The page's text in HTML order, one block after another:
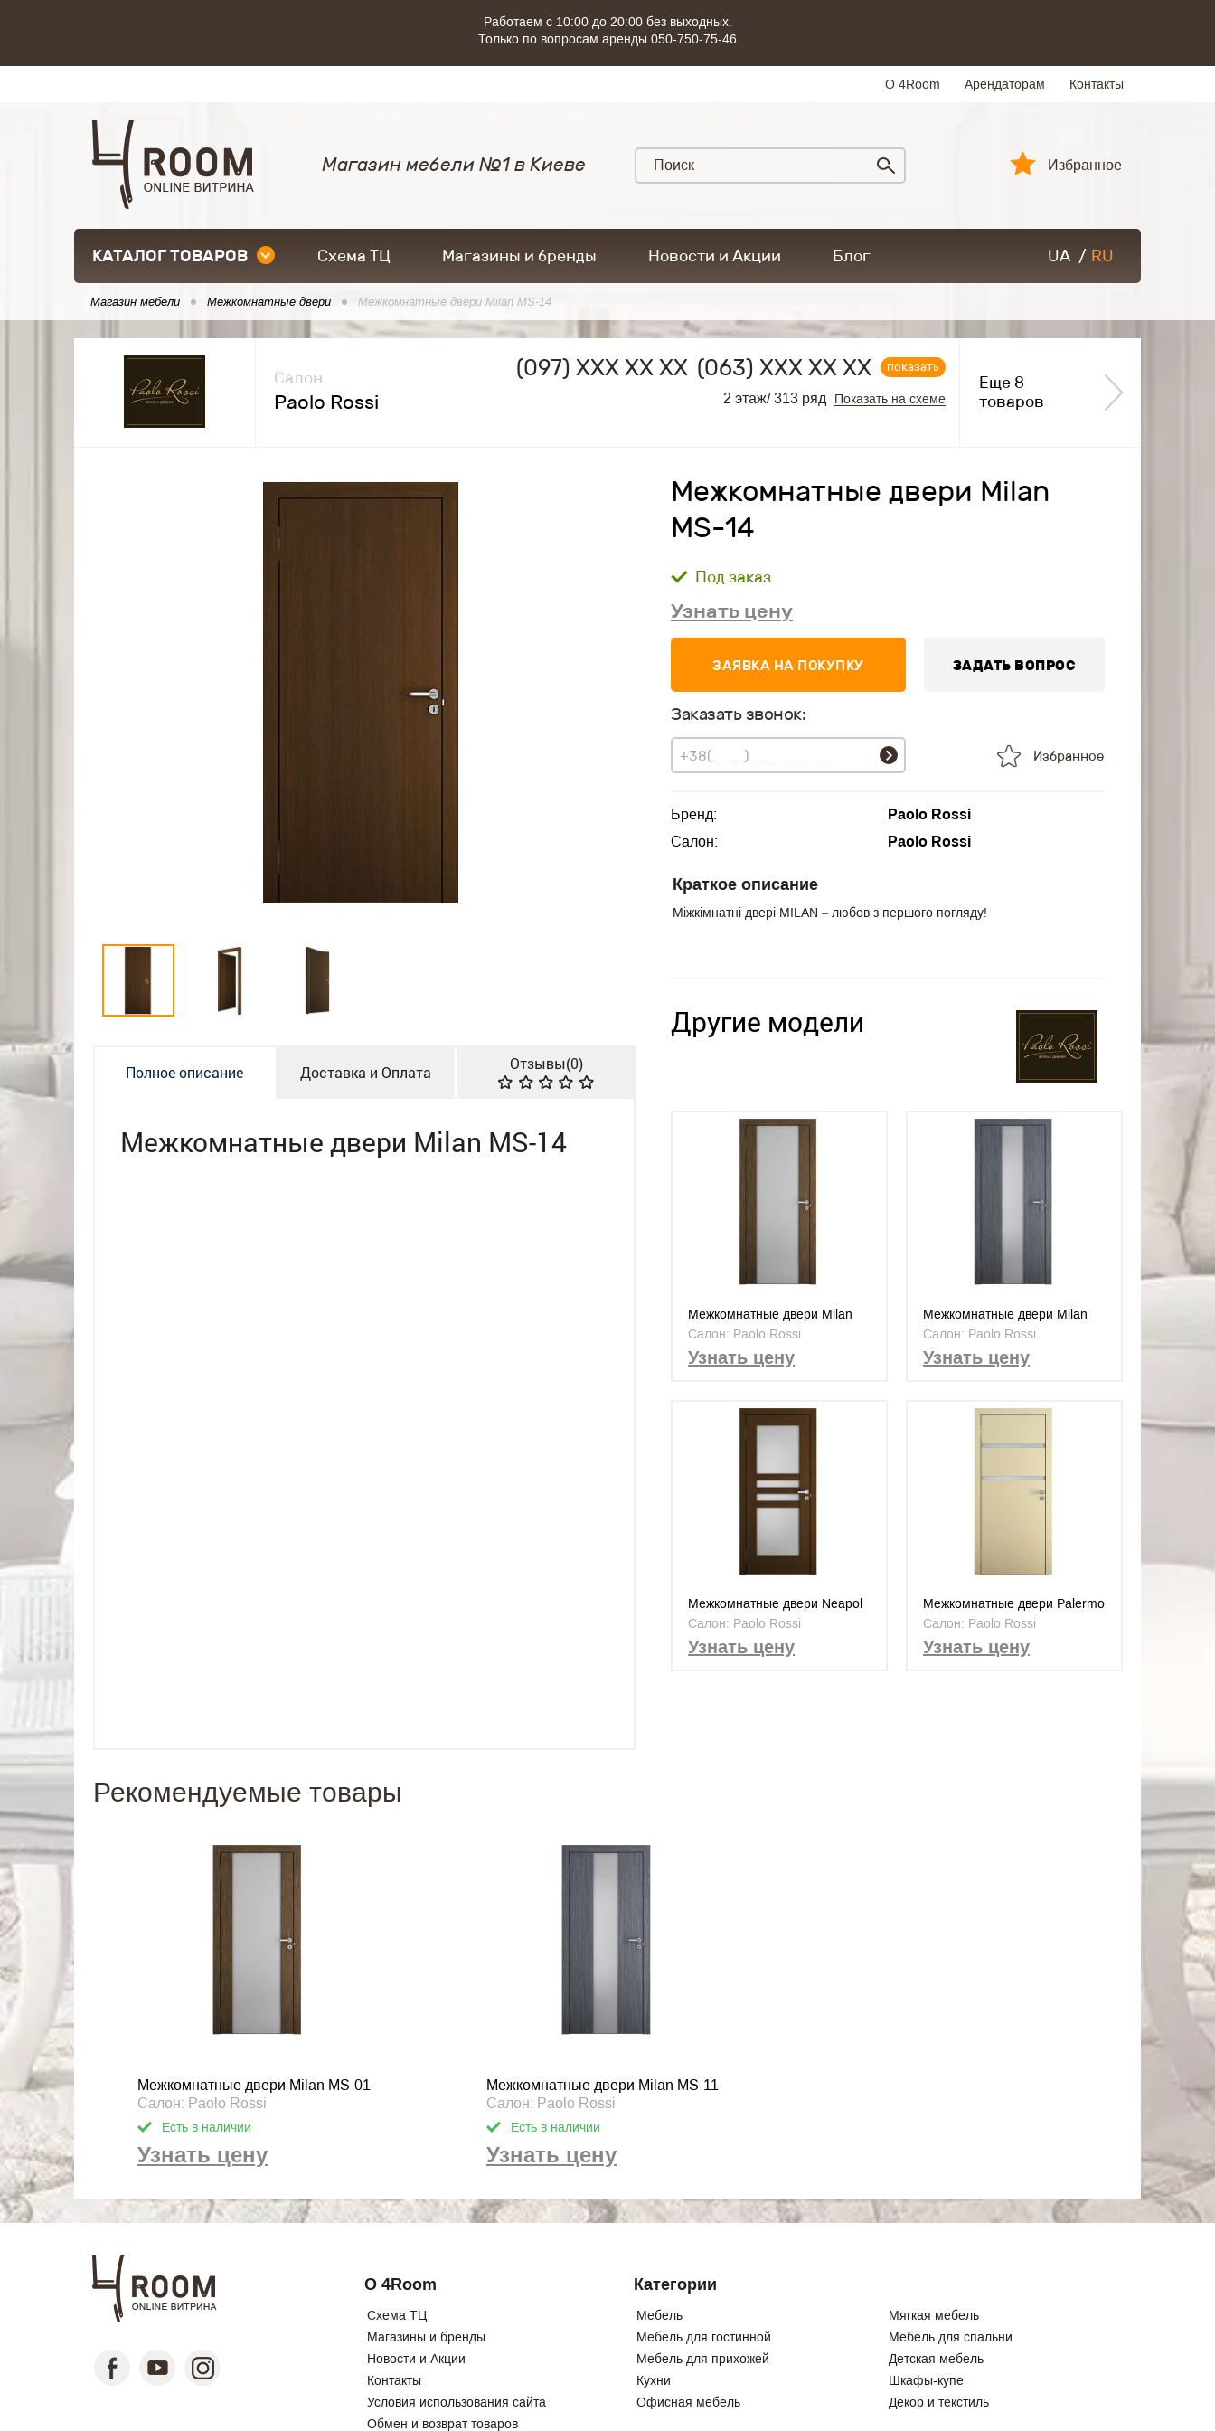
Работаем с 10:00 до 20:00 без выходных.
Только по вопросам аренды 050-750-75-46
О 4Room Арендаторам Контакты
Магазин мебели №1 в Киеве Избранное
КАТАЛОГ ТОВАРОВ Схема ТЦ Магазины и бренды Новости и Акции Блог UA / RU
Магазин мебели Межкомнатные двери Межкомнатные двери Milan MS-14
Салон
Paolo Rossi
(097) ХХХ ХХ ХХ (063) ХХХ ХХ ХХ показать
2 этаж/ 313 ряд Показать на схеме
Еще 8
товаров
Полное описание Доставка и Оплата Отзывы(0)
Межкомнатные двери Milan MS-14
Межкомнатные двери Milan
MS-14
Под заказ
Узнать цену
ЗАЯВКА НА ПОКУПКУ ЗАДАТЬ ВОПРОС
Заказать звонок:
Избранное
Бренд:
Paolo Rossi
Салон:
Paolo Rossi
Краткое описание
Міжкімнатні двері MILAN – любов з першого погляду!
Другие модели
Межкомнатные двери Milan
MS-01
Салон: Paolo Rossi
Узнать цену
Межкомнатные двери Milan
MS-11
Салон: Paolo Rossi
Узнать цену
Межкомнатные двери Neapol
NR-13
Салон: Paolo Rossi
Узнать цену
Межкомнатные двери Palermo
PS-02 A
Салон: Paolo Rossi
Узнать цену
Рекомендуемые товары
Межкомнатные двери Milan MS-01
Салон: Paolo Rossi
Есть в наличии
Узнать цену
Межкомнатные двери Milan MS-11
Салон: Paolo Rossi
Есть в наличии
Узнать цену
О 4Room
Схема ТЦ
Магазины и бренды
Новости и Акции
Контакты
Условия использования сайта
Обмен и возврат товаров
Категории
Мебель
Мягкая мебель
Мебель для гостинной
Мебель для спальни
Мебель для прихожей
Детская мебель
Кухни
Шкафы-купе
Офисная мебель
Декор и текстиль